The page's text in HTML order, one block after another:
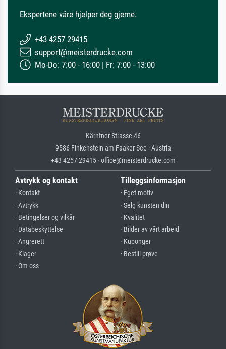
Ekspertene våre hjelper deg gjerne.
+43 4257 29415
support@meisterdrucke.com
Mo-Do: 7:00 - 16:00 | Fr: 7:00 - 13:00
Kärntner Strasse 46
9586 Finkenstein am Faaker See · Austria
+43 4257 29415 · office@meisterdrucke.com
Avtrykk og kontakt
· Kontakt
· Avtrykk
· Betingelser og vilkår
· Databeskyttelse
· Angrerett
· Klager
· Om oss
Tilleggsinformasjon
· Eget motiv
· Selg kunsten din
· Kvalitet
· Bilder av vårt arbeid
· Kuponger
· Bestill prøve